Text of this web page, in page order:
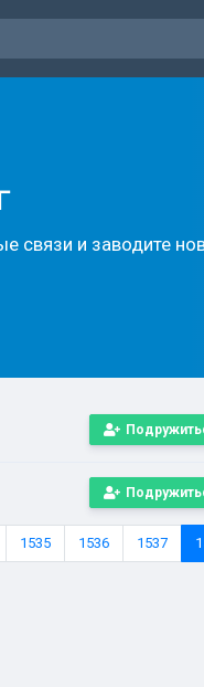
связи и заводите
1535 1536 1537